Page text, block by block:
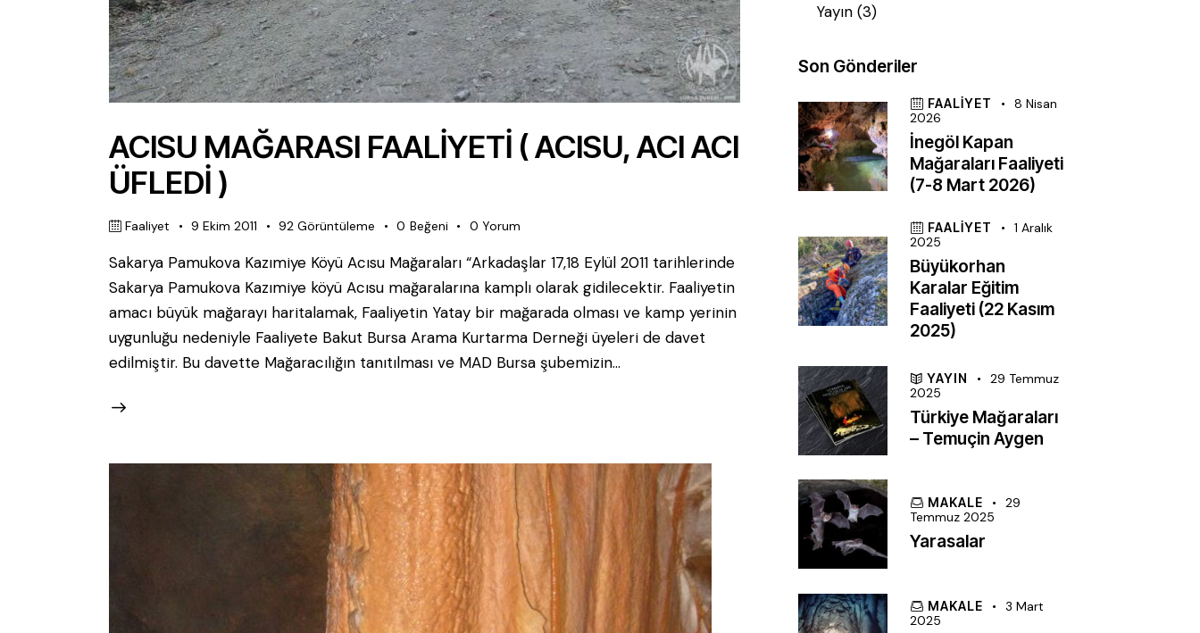
ACISU MAĞARASI FAALİYETİ ( ACISU, ACI ACI
ÜFLEDİ )
Faaliyet 9 Ekim 2011 92 Görüntüleme 0 Beğeni 0 Yorum
Sakarya Pamukova Kazımiye Köyü Acısu Mağaraları “Arkadaşlar 17,18 Eylül 2011 tarihlerinde
Sakarya Pamukova Kazımiye köyü Acısu mağaralarına kamplı olarak gidilecektir. Faaliyetin
amacı büyük mağarayı haritalamak, Faaliyetin Yatay bir mağarada olması ve kamp yerinin
uygunluğu nedeniyle Faaliyete Bakut Bursa Arama Kurtarma Derneği üyeleri de davet
edilmiştir. Bu davette Mağaracılığın tanıtılması ve MAD Bursa şubemizin…
Yayın (3)
Son Gönderiler
FAALIYET
8 Nisan
2026
İnegöl Kapan
Mağaraları Faaliyeti
(7-8 Mart 2026)
FAALIYET
1 Aralık
2025
Büyükorhan
Karalar Eğitim
Faaliyeti (22 Kasım
2025)
YAYIN
29 Temmuz
2025
Türkiye Mağaraları
– Temuçin Aygen
MAKALE
29
Temmuz 2025
Yarasalar
MAKALE
3 Mart
2025